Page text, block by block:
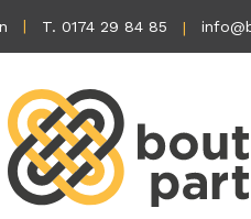
T. 0174 29 84 85